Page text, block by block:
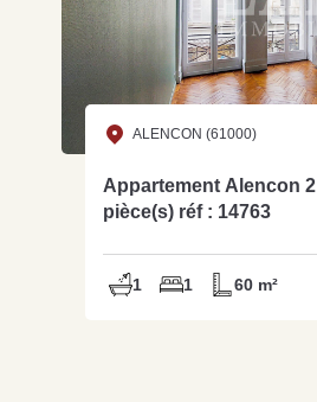
ALENCON (61000)
Appartement Alencon 2
pièce(s) réf : 14763
1 1 60 m²